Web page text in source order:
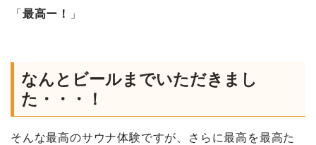
「 最高ー！ 」
なんとビールまでいただきまし
た・・・！
そんな最高のサウナ体験ですが、さらに最高を最高た